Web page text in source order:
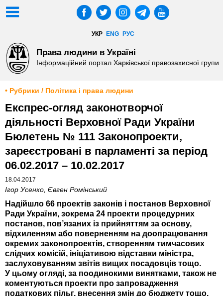
УКР ENG РУС
Права людини в Україні
Інформаційний портал Харківської правозахисної групи
• Рубрики / Політика і права людини
Експрес-огляд законотворчої
діяльності Верховної Ради України
Бюлетень № 111 Законопроекти,
зареєстровані в парламенті за період
06.02.2017 – 10.02.2017
18.04.2017
Ігор Усенко, Євген Ромінський
Надійшло 66 проектів законів і постанов Верховної
Ради України, зокрема 24 проекти процедурних
постанов, пов’язаних із прийняттям за основу,
відхиленням або поверненням на доопрацювання
окремих законопроектів, створенням тимчасових
слідчих комісій, ініціативою відставки міністра,
заслуховуванням звітів вищих посадовців тощо.
У цьому огляді, за поодинокими винятками, також не
коментуються проекти про запровадження
податкових пільг, внесення змін до бюджету тощо.